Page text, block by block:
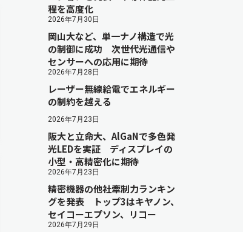
程を高度化
2026年7月30日
岡山大など、単一ナノ構造で光
の制御に成功 次世代光通信や
センサーへの応用に期待
2026年7月28日
レーザー無線給電でエネルギー
の制約を越える
2026年7月23日
阪大と立命大、AlGaNで多色発
光LEDを実証 ディスプレイの
小型・高精密化に期待
2026年7月23日
精密機器の他社牽制力ランキン
グを発表 トップ3はキヤノン、
セイコーエプソン、リコー
2026年7月29日